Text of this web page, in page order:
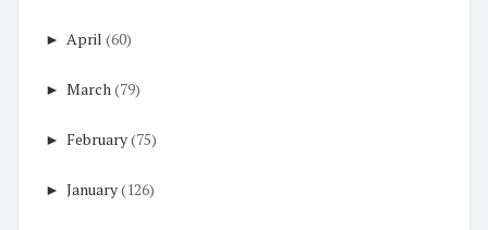
► April (60)
► March(79)
► February(75)
► January(126)